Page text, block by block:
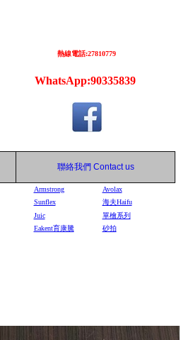
熱線電話:27810779
WhatsApp:90335839
聯絡我們 Contact us
Armstrong
Avolax
Sunflex
海夫Haifu
Juic
單檜系列
Eakent育康騰 砂拍